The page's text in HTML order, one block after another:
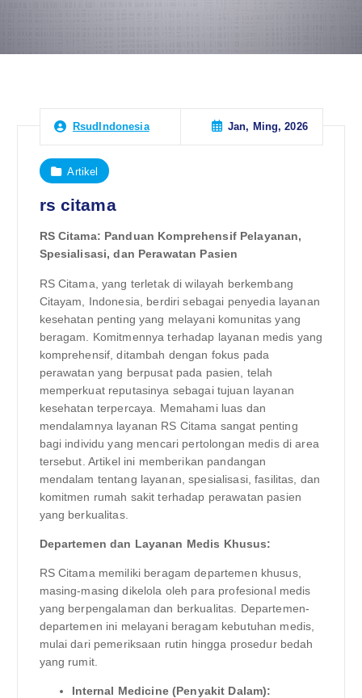
RsudIndonesia Jan, Ming, 2026
Artikel
rs citama
RS Citama: Panduan Komprehensif Pelayanan,
Spesialisasi, dan Perawatan Pasien
RS Citama, yang terletak di wilayah berkembang
Citayam, Indonesia, berdiri sebagai penyedia layanan
kesehatan penting yang melayani komunitas yang
beragam. Komitmennya terhadap layanan medis yang
komprehensif, ditambah dengan fokus pada
perawatan yang berpusat pada pasien, telah
memperkuat reputasinya sebagai tujuan layanan
kesehatan terpercaya. Memahami luas dan
mendalamnya layanan RS Citama sangat penting
bagi individu yang mencari pertolongan medis di area
tersebut. Artikel ini memberikan pandangan
mendalam tentang layanan, spesialisasi, fasilitas, dan
komitmen rumah sakit terhadap perawatan pasien
yang berkualitas.
Departemen dan Layanan Medis Khusus:
RS Citama memiliki beragam departemen khusus,
masing-masing dikelola oleh para profesional medis
yang berpengalaman dan berkualitas. Departemen-
departemen ini melayani beragam kebutuhan medis,
mulai dari pemeriksaan rutin hingga prosedur bedah
yang rumit.
Internal Medicine (Penyakit Dalam):